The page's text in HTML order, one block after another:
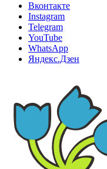
Вконтакте
Instagram
Telegram
YouTube
WhatsApp
Яндекс.Дзен